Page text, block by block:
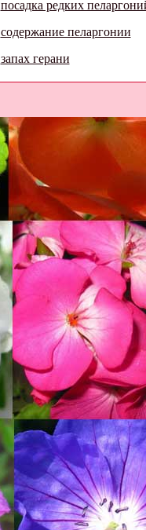
посадка редких
содержание пеларгонии
запах герани